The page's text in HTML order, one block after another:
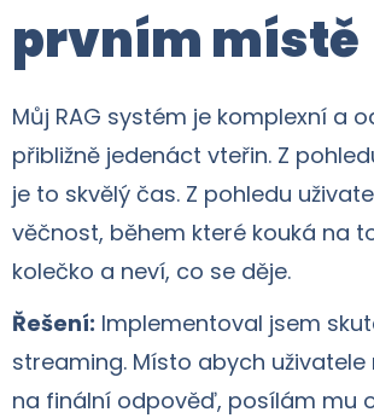
prvním místě
Můj RAG systém je komplexní a
přibližně jedenáct vteřin. Z
je to skvělý čas. Z pohledu
věčnost, během které kouká na
kolečko a neví, co se děje.
Řešení: Implementoval jsem
streaming. Místo abych
na finální odpověď, posílám mu